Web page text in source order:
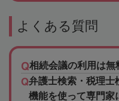
よくある質問
相続会議の利用は無
弁護士検索・税理士
機能を使って専門家